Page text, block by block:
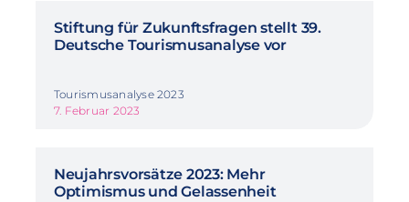
Stiftung für Zukunftsfragen stellt 39.
Deutsche Tourismusanalyse vor
Tourismusanalyse 2023
7. Februar 2023
Neujahrsvorsätze 2023: Mehr
Optimismus und Gelassenheit